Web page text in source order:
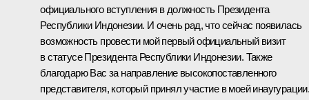
официального вступления в должность Президента
Республики Индонезии. И очень рад, что сейчас появилась
возможность провести мой первый официальный визит
в статусе Президента Республики Индонезии. Также
благодарю Вас за направление высокопоставленного
представителя, который принял участие в моей